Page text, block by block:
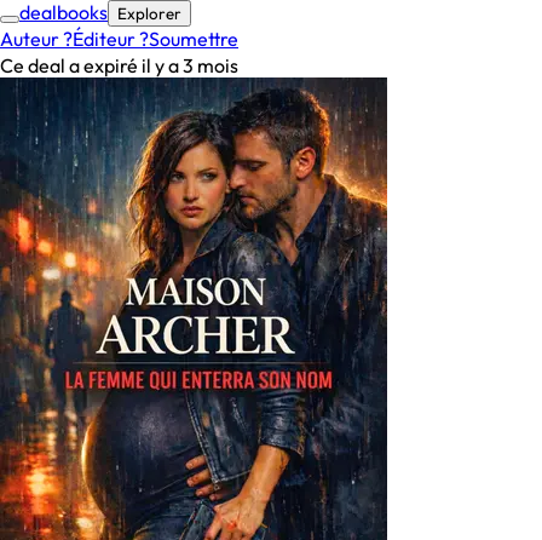
dealbooks Explorer
Auteur ?Éditeur ?Soumettre
Ce deal a expiré il y a 3 mois